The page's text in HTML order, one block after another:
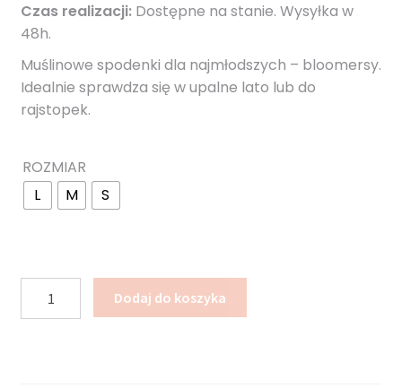
wynosiła:
79,00 zł.
wynosi:
35,00 zł.
Czas realizacji:Dostępne na stanie. Wysyłka w
48h.
Muślinowe spodenki dla najmłodszych – bloomersy.
Idealnie sprawdza się w upalne lato lub do
rajstopek.
ROZMIAR
L
M S
Muślinowe
Dodaj do koszyka